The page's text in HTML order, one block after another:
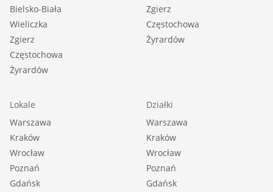
Bielsko-Biała
Wieliczka
Zgierz
Częstochowa
Żyrardów
Zgierz
Częstochowa
Żyrardów
Lokale
Warszawa
Kraków
Wrocław
Poznań
Gdańsk
Działki
Warszawa
Kraków
Wrocław
Poznań
Gdańsk